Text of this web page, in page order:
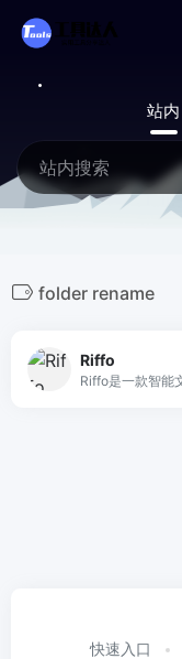
站内
folder rename
Riffo
快速入口